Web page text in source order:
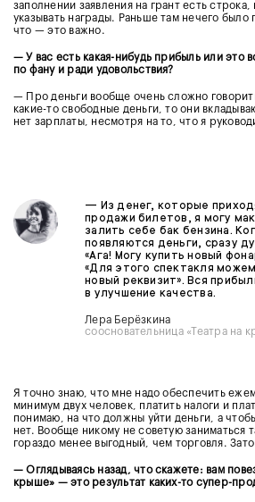
заполнении заявления на грант есть строка,
указывать награды. Раньше там нечего было
что — это важно.
— У вас есть какая-нибудь прибыль или это
по фану и ради удовольствия?
— Про деньги вообще очень сложно
какие-то свободные деньги, то они
нет зарплаты, несмотря на то, что я
— Из денег, которые
продажи билетов, я могу
залить себе бак бензина.
появляются деньги, сразу
«Ага! Могу купить новый
«Для этого спектакля
новый реквизит». Вся
в улучшение качества.
Лера Берёзкина
соосновательница «Театра на
Я точно знаю, что мне надо обеспечить
минимум двух человек, платить налоги и
понимаю, на что должны уйти деньги, а
нет. Вообще никому не советую заниматься
гораздо менее выгодный, чем торговля.
— Оглядываясь назад, что скажете: вам
крыше» — это результат каких-то супер-